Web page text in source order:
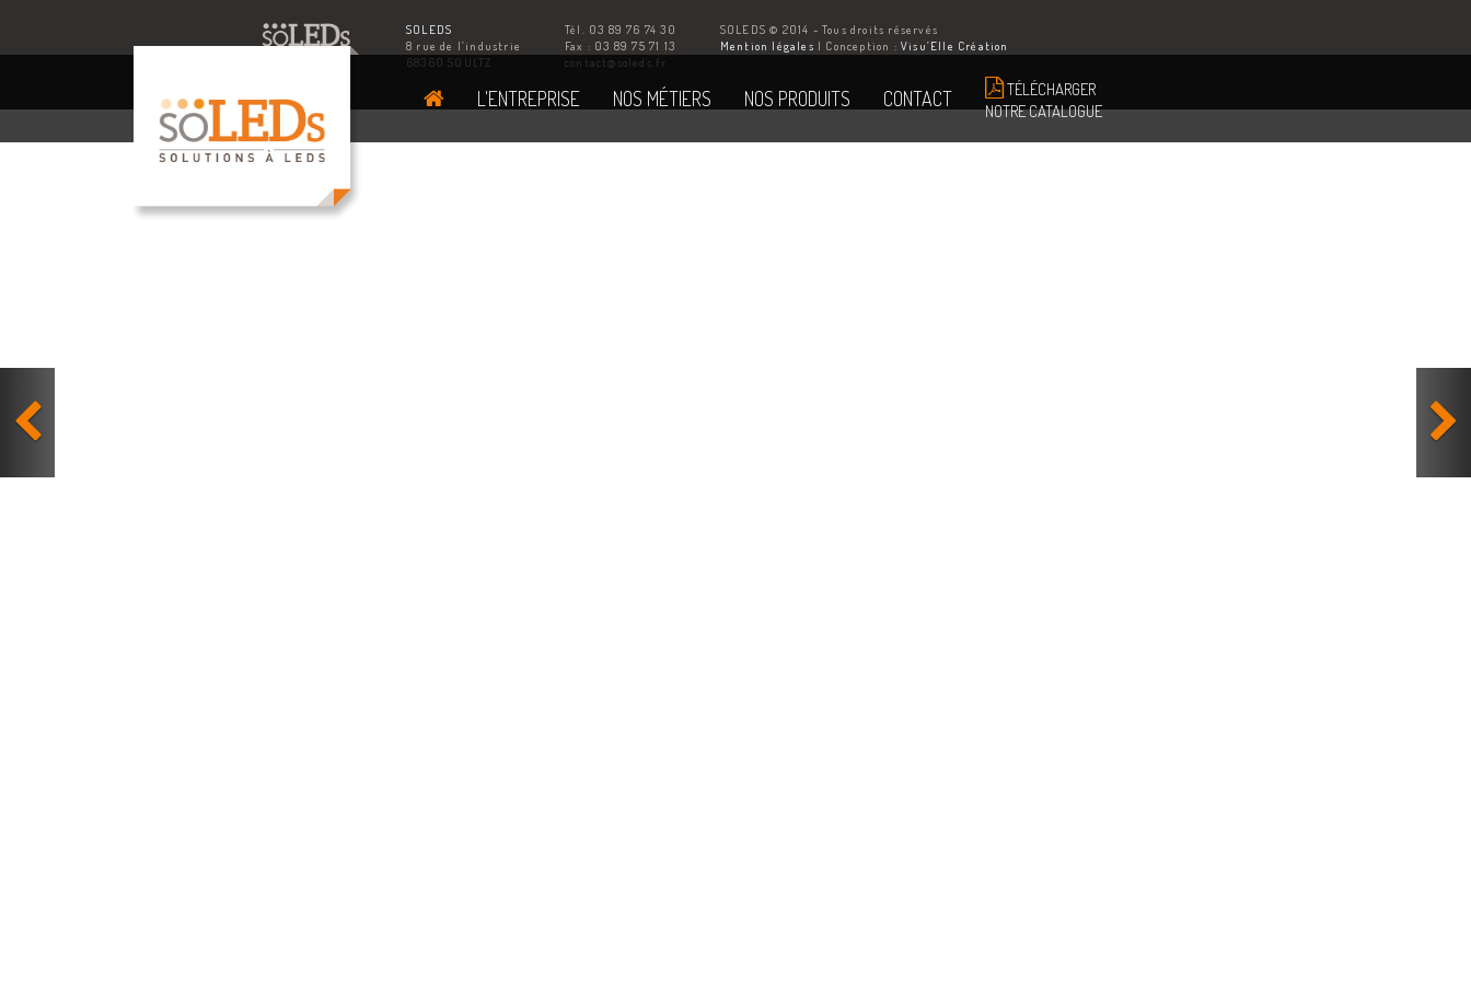
L'ENTREPRISE NOS MÉTIERS NOS PRODUITS CONTACT
TÉLÉCHARGER
NOTRE CATALOGUE
SOLEDS
8 rue de l’industrie
68360 SOULTZ
Tél. 03 89 76 74 30
Fax : 03 89 75 71 13
contact@soleds.fr
SOLEDS © 2014 - Tous droits réservés
Mention légales | Conception :Visu’Elle Création